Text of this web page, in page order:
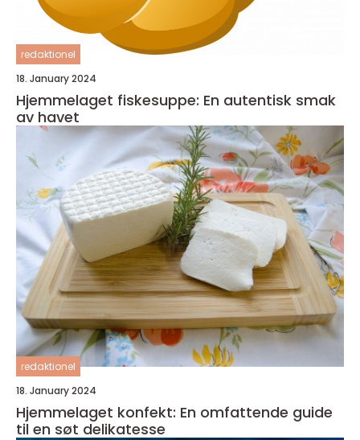
redaktionel
18. January 2024
Hjemmelaget fiskesuppe: En autentisk smak
av havet
redaktionel
18. January 2024
Hjemmelaget konfekt: En omfattende guide
til en søt delikatesse